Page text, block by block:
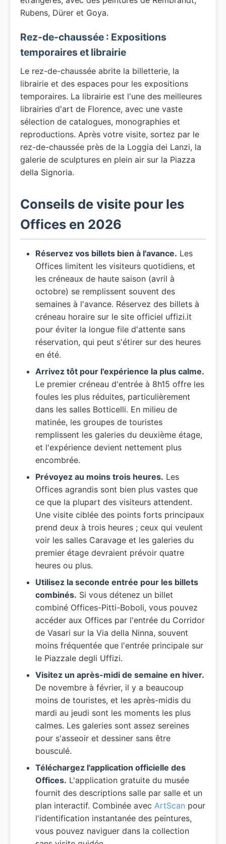
Rubens, Dürer et Goya.
Rez-de-chaussée : Expositions
temporaires et librairie
Le rez-de-chaussée abrite la billetterie, la
librairie et des espaces pour les expositions
temporaires. La librairie est l'une des meilleures
librairies d'art de Florence, avec une vaste
sélection de catalogues, monographies et
reproductions. Après votre visite, sortez par le
rez-de-chaussée près de la Loggia dei Lanzi, la
galerie de sculptures en plein air sur la Piazza
della Signoria.
Conseils de visite pour les
Offices en 2026
Réservez vos billets bien à l'avance. Les
Offices limitent les visiteurs quotidiens, et
les créneaux de haute saison (avril à
octobre) se remplissent souvent des
semaines à l'avance. Réservez des billets à
créneau horaire sur le site officiel uffizi.it
pour éviter la longue file d'attente sans
réservation, qui peut s'étirer sur des heures
en été.
Arrivez tôt pour l'expérience la plus calme.
Le premier créneau d'entrée à 8h15 offre les
foules les plus réduites, particulièrement
dans les salles Botticelli. En milieu de
matinée, les groupes de touristes
remplissent les galeries du deuxième étage,
et l'expérience devient nettement plus
encombrée.
Prévoyez au moins trois heures. Les
Offices agrandis sont bien plus vastes que
ce que la plupart des visiteurs attendent.
Une visite ciblée des points forts principaux
prend deux à trois heures ; ceux qui veulent
voir les salles Caravage et les galeries du
premier étage devraient prévoir quatre
heures ou plus.
Utilisez la seconde entrée pour les billets
combinés. Si vous détenez un billet
combiné Offices-Pitti-Boboli, vous pouvez
accéder aux Offices par l'entrée du Corridor
de Vasari sur la Via della Ninna, souvent
moins fréquentée que l'entrée principale sur
le Piazzale degli Uffizi.
Visitez un après-midi de semaine en hiver.
De novembre à février, il y a beaucoup
moins de touristes, et les après-midis du
mardi au jeudi sont les moments les plus
calmes. Les galeries sont assez sereines
pour s'asseoir et dessiner sans être
bousculé.
Téléchargez l'application officielle des
Offices. L'application gratuite du musée
fournit des descriptions salle par salle et un
plan interactif. Combinée avec ArtScan pour
l'identification instantanée des peintures,
vous pouvez naviguer dans la collection